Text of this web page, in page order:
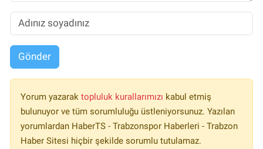
Gönder
Yorum yazarak topluluk kurallarımızı kabul etmiş
bulunuyor ve tüm sorumluluğu üstleniyorsunuz. Yazılan
yorumlardan HaberTS - Trabzonspor Haberleri - Trabzon
Haber Sitesi hiçbir şekilde sorumlu tutulamaz.